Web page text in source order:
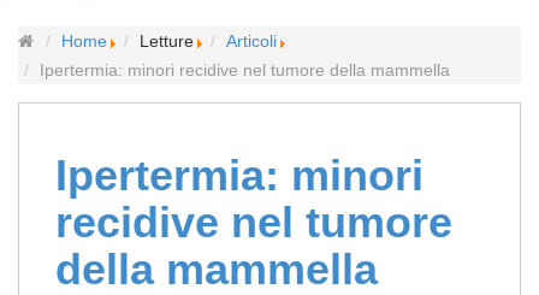
Home Letture
Articoli
Ipertermia: minori recidive nel tumore della mammella
Ipertermia: minori
recidive nel tumore
della mammella